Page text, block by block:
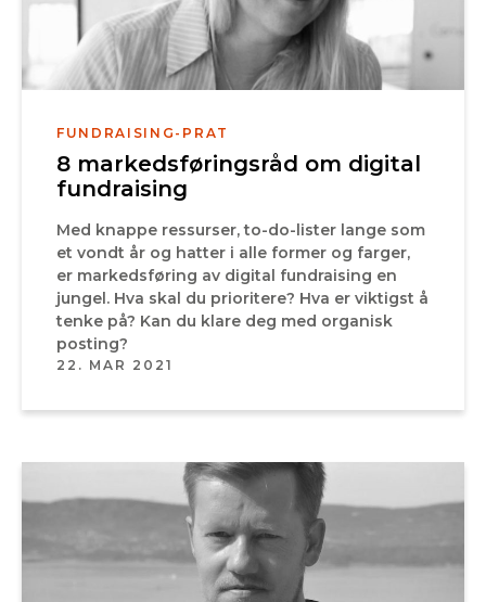
FUNDRAISING-PRAT
8 markedsføringsråd om digital
fundraising
Med knappe ressurser, to-do-lister lange som
et vondt år og hatter i alle former og farger,
er markedsføring av digital fundraising en
jungel. Hva skal du prioritere? Hva er viktigst å
tenke på? Kan du klare deg med organisk
posting?
22. MAR 2021